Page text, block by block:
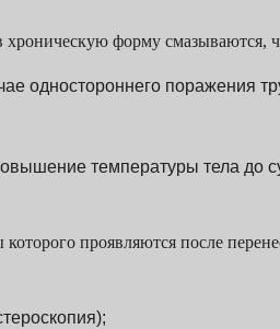
форму смазываются,
одностороннего поражения
температуры тела до
проявляются после